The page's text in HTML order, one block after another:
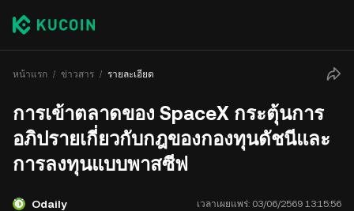
หน้าแรก ข่าวสาร รายละเอียด
การเข้าตลาดของ SpaceX กระตุ้นการ
อภิปรายเกี่ยวกับกฎของกองทุนดัชนีและ
การลงทุนแบบพาสซีฟ
Odaily เวลาเผยแพร่: 03/06/2569 13:15:56